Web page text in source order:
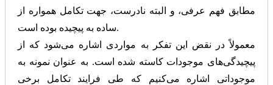
مطابق فهم عرفی، و البته نادرست، جهت تکامل همواره از
ساده به پیچیده بوده است.
معمولاً در نقض این تفکر به مواردی اشاره می‌شود که از
پیچیدگی‌های موجودات کاسته شده است. به عنوان نمونه به
موجوداتی اشاره می‌کنیم که طی فرایند تکامل برخی